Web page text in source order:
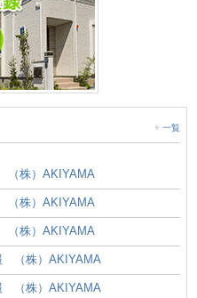
一覧
（株）AKIYAMA
（株）AKIYAMA
（株）AKIYAMA
（株）AKIYAMA
（株）AKIYAMA